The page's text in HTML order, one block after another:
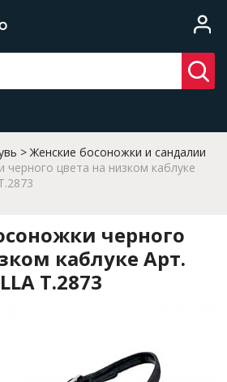
Женские босоножки и сандалии
цвета на низком каблуке
черного
каблуке Арт.
T.2873